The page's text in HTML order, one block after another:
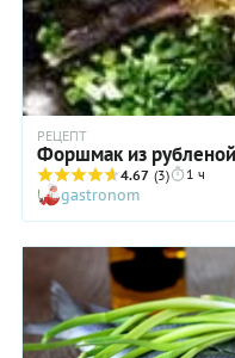
РЕЦЕПТ
Форшмак из
4.67 (3) 1 ч
gastronom